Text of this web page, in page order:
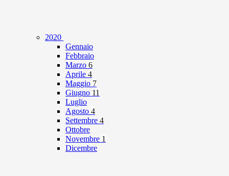
2020
Gennaio
Febbraio
Marzo 6
Aprile 4
Maggio 7
Giugno 11
Luglio
Agosto 4
Settembre 4
Ottobre
Novembre 1
Dicembre